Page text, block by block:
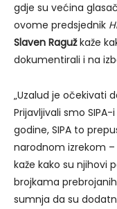
gdje su većina
ovome predsjednik
Slaven Ragužkaže
dokumentirali i na
„Uzalud je očekivati
Prijavljivali smo
godine, SIPA to
narodnom izrekom –
kaže kako su njihovi
brojkama
sumnja da su